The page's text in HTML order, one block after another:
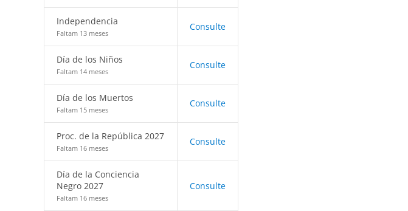
Independencia
Faltam 13 meses
Consulte
Día de los Niños
Faltam 14 meses
Consulte
Día de los Muertos
Faltam 15 meses
Consulte
Proc. de la República 2027
Faltam 16 meses
Consulte
Día de la Conciencia
Negro 2027
Faltam 16 meses
Consulte